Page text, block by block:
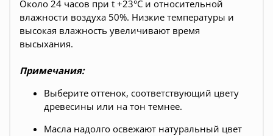
Около 24 часов при t +23°С и относительной
влажности воздуха 50%. Низкие температуры и
высокая влажность увеличивают время
высыхания.
Примечания:
Выберите оттенок, соответствующий цвету
древесины или на тон темнее.
Масла надолго освежают натуральный цвет